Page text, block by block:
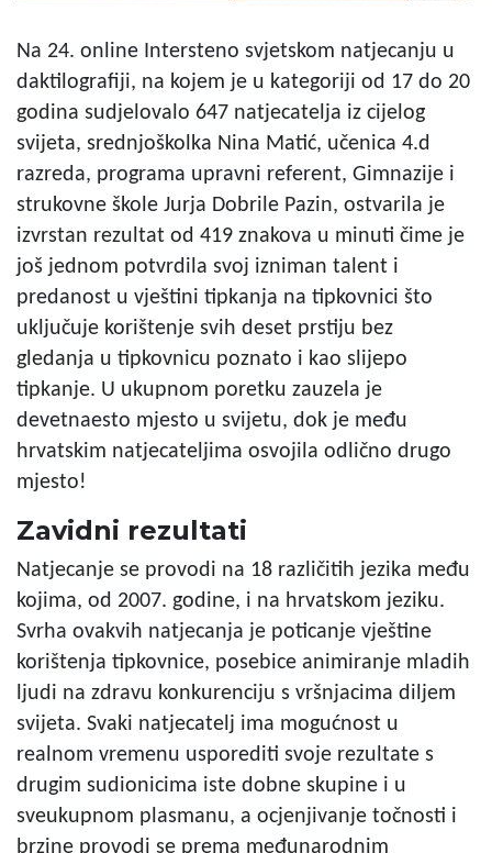
Na 24. online Intersteno svjetskom natjecanju u
daktilografiji, na kojem je u kategoriji od 17 do 20
godina sudjelovalo 647 natjecatelja iz cijelog
svijeta, srednjoškolka Nina Matić, učenica 4.d
razreda, programa upravni referent, Gimnazije i
strukovne škole Jurja Dobrile Pazin, ostvarila je
izvrstan rezultat od 419 znakova u minuti čime je
još jednom potvrdila svoj izniman talent i
predanost u vještini tipkanja na tipkovnici što
uključuje korištenje svih deset prstiju bez
gledanja u tipkovnicu poznato i kao slijepo
tipkanje. U ukupnom poretku zauzela je
devetnaesto mjesto u svijetu, dok je među
hrvatskim natjecateljima osvojila odlično drugo
mjesto!
Zavidni rezultati
Natjecanje se provodi na 18 različitih jezika među
kojima, od 2007. godine, i na hrvatskom jeziku.
Svrha ovakvih natjecanja je poticanje vještine
korištenja tipkovnice, posebice animiranje mladih
ljudi na zdravu konkurenciju s vršnjacima diljem
svijeta. Svaki natjecatelj ima mogućnost u
realnom vremenu usporediti svoje rezultate s
drugim sudionicima iste dobne skupine i u
sveukupnom plasmanu, a ocjenjivanje točnosti i
brzine provodi se prema međunarodnim